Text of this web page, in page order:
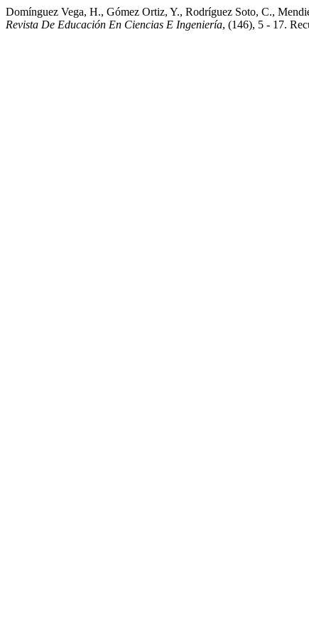
Domínguez Vega, H., Gómez Ortiz, Y., Rodríguez Soto, C.,
Revista De Educación En Ciencias E Ingeniería, (146), 5 - 17.